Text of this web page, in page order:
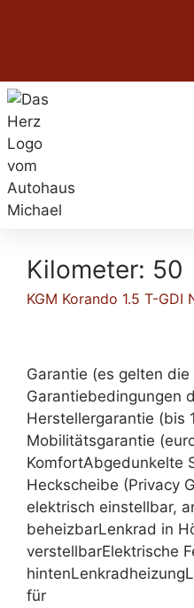
Kilometer: 50
KGM Korando 1.5 T-GDI
Garantie (es gelten
Garantiebedingungen
Herstellergarantie (bis
Mobilitätsgarantie
KomfortAbgedunkelte
Heckscheibe (Privacy
elektrisch einstellbar,
beheizbarLenkrad in
verstellbarElektrische
für